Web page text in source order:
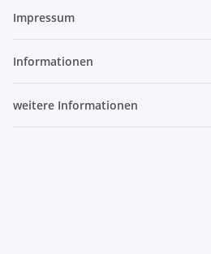
Impressum
Informationen
weitere Informationen